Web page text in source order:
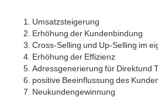
Umsatzsteigerung
Erhöhung der Kundenbindung
Cross-Selling und Up-Selling im
Erhöhung der Effizienz
Adressgenerierung für Direktund
positive Beeinflussung des
Neukundengewinnung